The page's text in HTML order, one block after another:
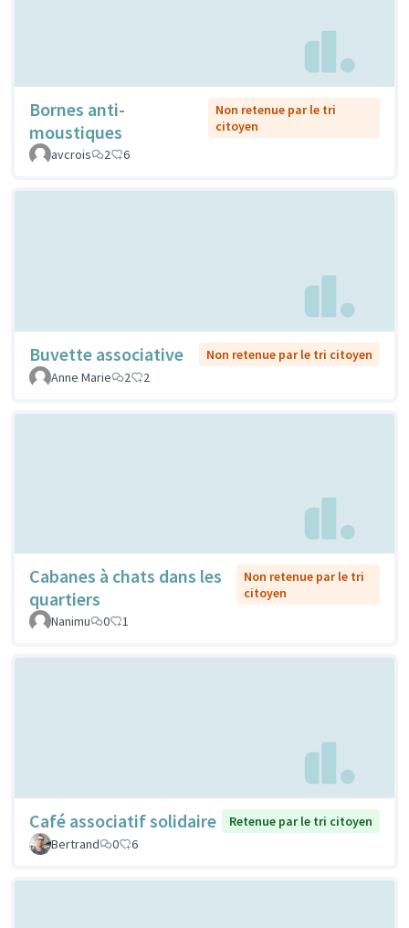
Bornes anti-
moustiques
Non retenue par le tri
citoyen
avcrois
2 6
Buvette associative
Non retenue par le tri citoyen
Anne Marie
2 2
Cabanes à chats dans les
quartiers
Non retenue par le tri
citoyen
Nanimu
0 1
Café associatif solidaire
Retenue par le tri citoyen
Bertrand
0 6